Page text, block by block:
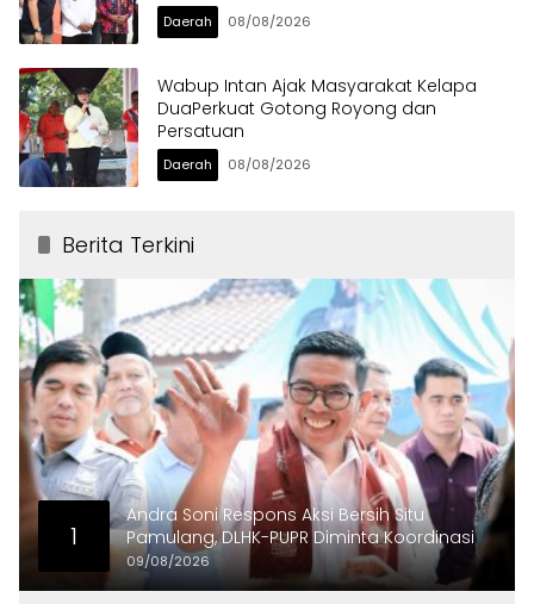
Daerah 08/08/2026
Wabup Intan Ajak Masyarakat Kelapa
DuaPerkuat Gotong Royong dan
Persatuan
Daerah 08/08/2026
Berita Terkini
1
Andra Soni Respons Aksi Bersih Situ
Pamulang, DLHK-PUPR Diminta Koordinasi
09/08/2026